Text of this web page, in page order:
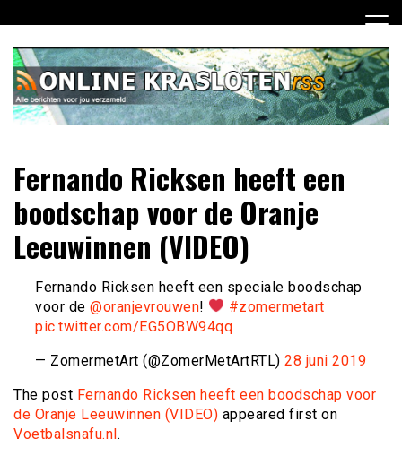
naar
inhoud
Online Krasloten RSS
jou verzameld
Fernando Ricksen heeft een
boodschap voor de Oranje
Leeuwinnen (VIDEO)
Fernando Ricksen heeft een speciale boodschap
voor de @oranjevrouwen!
#zomermetart
pic.twitter.com/EG5OBW94qq
— ZomermetArt (@ZomerMetArtRTL) 28 juni 2019
The post Fernando Ricksen heeft een boodschap voor
de Oranje Leeuwinnen (VIDEO) appeared first on
Voetbalsnafu.nl.